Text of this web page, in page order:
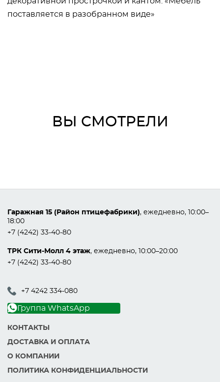
поставляется в разобранном виде»
ВЫ СМОТРЕЛИ
Гаражная 15 (Район птицефабрики), ежедневно, 10:00–
18:00
+7 (4242) 33-40-80
ТРК Сити-Молл 4 этаж, ежедневно, 10:00–20:00
+7 (4242) 33-40-80
+7 4242 334-080
Группа WhatsApp
КОНТАКТЫ
ДОСТАВКА И ОПЛАТА
О КОМПАНИИ
ПОЛИТИКА КОНФИДЕНЦИАЛЬНОСТИ